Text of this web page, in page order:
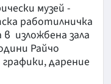
музей -
работилничка
изложбена зала
Райчо
дарение